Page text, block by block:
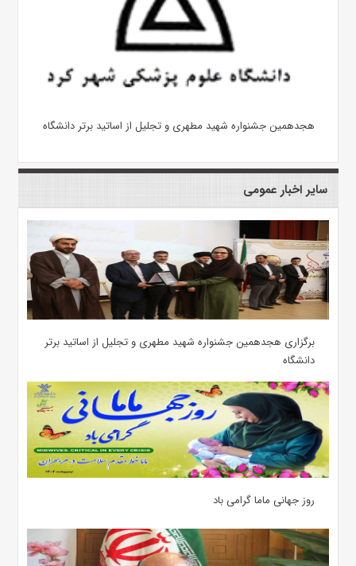
هجدهمین جشنواره شهید مطهری و تجلیل از اساتید برتر دانشگاه
سایر اخبار عمومی
برگزاری هجدهمین جشنواره شهید مطهری و تجلیل از اساتید برتر
دانشگاه
روز جهانی ماما گرامی باد